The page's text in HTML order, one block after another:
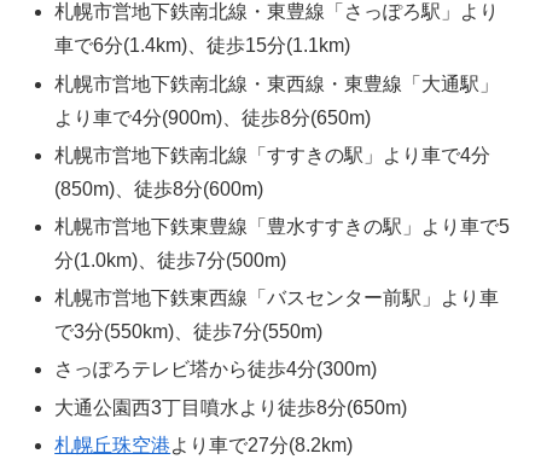
札幌市営地下鉄南北線・東豊線「さっぽろ駅」より
車で6分(1.4km)、徒歩15分(1.1km)
札幌市営地下鉄南北線・東西線・東豊線「大通駅」
より車で4分(900m)、徒歩8分(650m)
札幌市営地下鉄南北線「すすきの駅」より車で4分
(850m)、徒歩8分(600m)
札幌市営地下鉄東豊線「豊水すすきの駅」より車で5
分(1.0km)、徒歩7分(500m)
札幌市営地下鉄東西線「バスセンター前駅」より車
で3分(550km)、徒歩7分(550m)
さっぽろテレビ塔から徒歩4分(300m)
大通公園西3丁目噴水より徒歩8分(650m)
札幌丘珠空港より車で27分(8.2km)